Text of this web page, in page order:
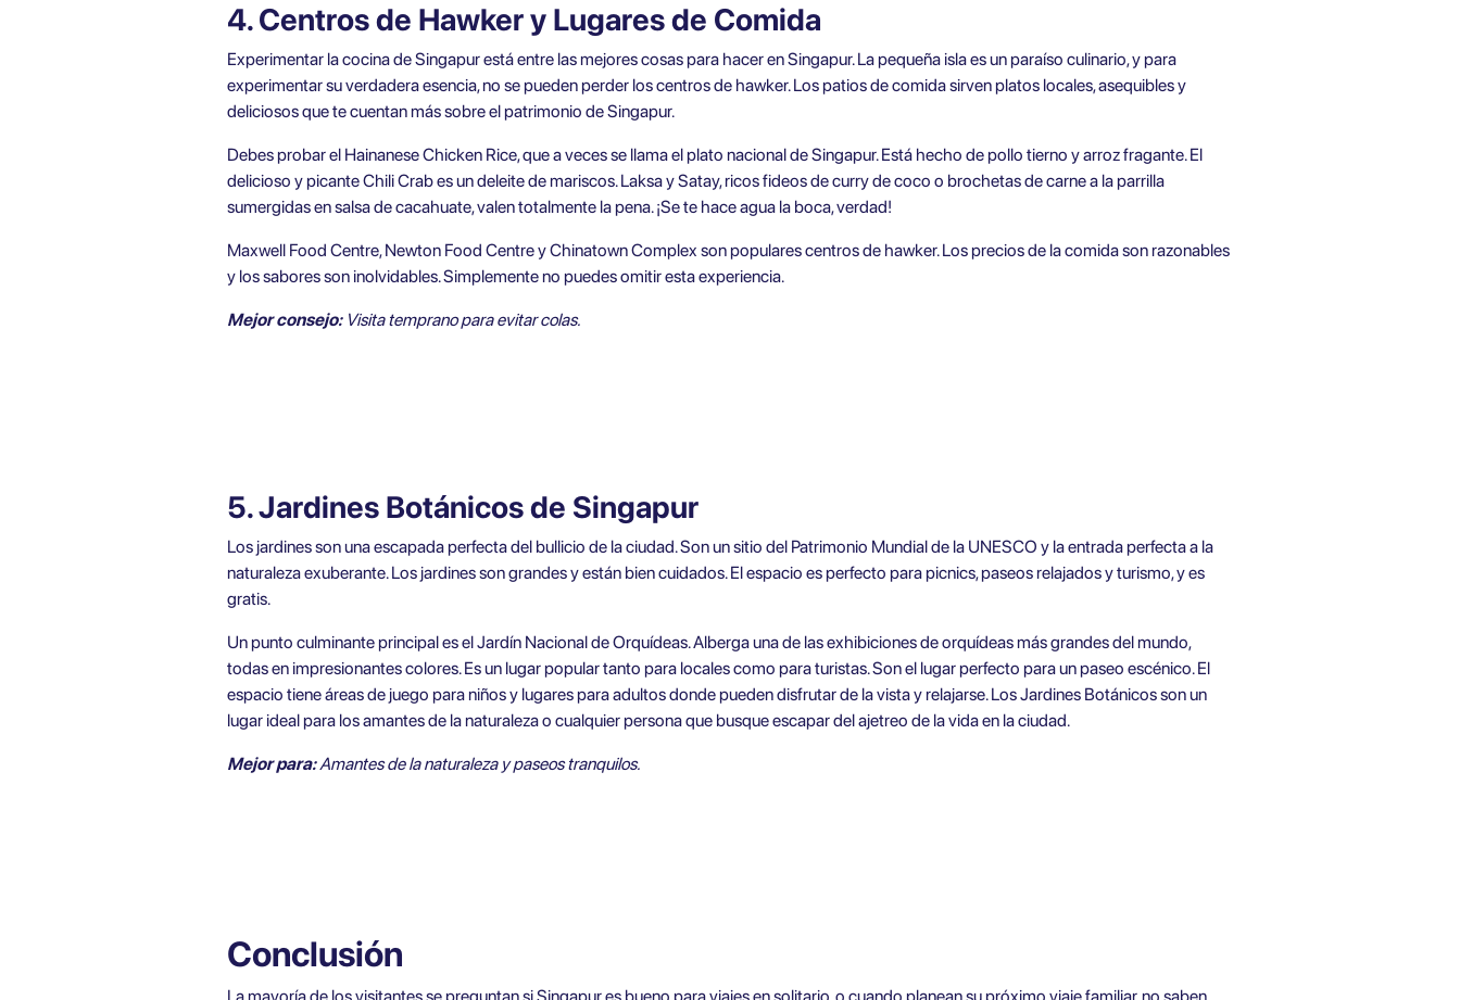
4. Centros de Hawker y Lugares de Comida
Experimentar la cocina de Singapur está entre las mejores cosas para hacer en Singapur. La pequeña isla es un paraíso culinario, y para
experimentar su verdadera esencia, no se pueden perder los centros de hawker. Los patios de comida sirven platos locales, asequibles y
deliciosos que te cuentan más sobre el patrimonio de Singapur.
Debes probar el Hainanese Chicken Rice, que a veces se llama el plato nacional de Singapur. Está hecho de pollo tierno y arroz fragante. El
delicioso y picante Chili Crab es un deleite de mariscos. Laksa y Satay, ricos fideos de curry de coco o brochetas de carne a la parrilla
sumergidas en salsa de cacahuate, valen totalmente la pena. ¡Se te hace agua la boca, verdad!
Maxwell Food Centre, Newton Food Centre y Chinatown Complex son populares centros de hawker. Los precios de la comida son razonables
y los sabores son inolvidables. Simplemente no puedes omitir esta experiencia.
Mejor consejo: Visita temprano para evitar colas.
5. Jardines Botánicos de Singapur
Los jardines son una escapada perfecta del bullicio de la ciudad. Son un sitio del Patrimonio Mundial de la UNESCO y la entrada perfecta a la
naturaleza exuberante. Los jardines son grandes y están bien cuidados. El espacio es perfecto para picnics, paseos relajados y turismo, y es
gratis.
Un punto culminante principal es el Jardín Nacional de Orquídeas. Alberga una de las exhibiciones de orquídeas más grandes del mundo,
todas en impresionantes colores. Es un lugar popular tanto para locales como para turistas. Son el lugar perfecto para un paseo escénico. El
espacio tiene áreas de juego para niños y lugares para adultos donde pueden disfrutar de la vista y relajarse. Los Jardines Botánicos son un
lugar ideal para los amantes de la naturaleza o cualquier persona que busque escapar del ajetreo de la vida en la ciudad.
Mejor para:Amantes de la naturaleza y paseos tranquilos.
Conclusión